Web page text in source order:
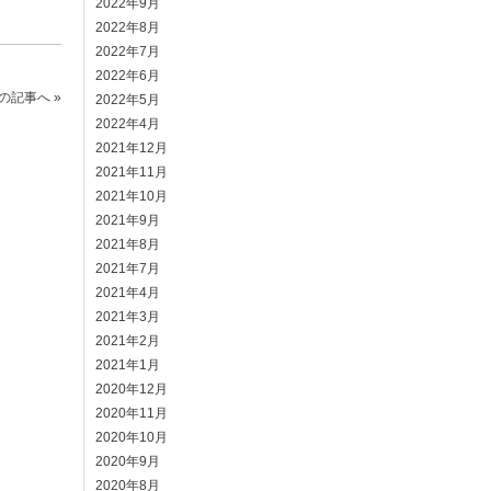
記事へ »
2022年9月
2022年8月
2022年7月
2022年6月
2022年5月
2022年4月
2021年12月
2021年11月
2021年10月
2021年9月
2021年8月
2021年7月
2021年4月
2021年3月
2021年2月
2021年1月
2020年12月
2020年11月
2020年10月
2020年9月
2020年8月